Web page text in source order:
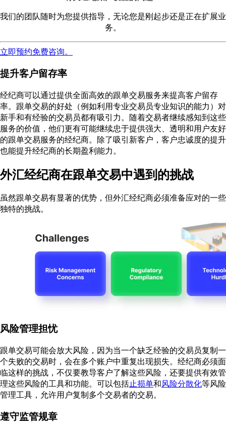
我们的团队随时为您提供指导，无论您是刚起步还是正在扩展业
务。
立即预约免费咨询。
提升客户留存率
经纪商可以通过提供全面高效的跟单交易服务来提高客户留存
率。跟单交易的好处（例如利用专业交易员专业知识的能力）对
新手和有经验的交易员都有吸引力。随着交易者继续感知到这些
服务的价值，他们更有可能继续忠于提供强大、透明和用户友好
的跟单交易服务的经纪商。除了吸引新客户，客户忠诚度的提升
也能提升经纪商的长期盈利能力。
外汇经纪商在跟单交易中遇到的挑战
虽然跟单交易有显著的优势，但外汇经纪商必须准备应对的一些
独特的挑战。
风险管理担忧
跟单交易可能会放大风险，因为当一个缺乏经验的交易员复制一
个失败的交易时，会在多个账户中重复出现损失。经纪商必须面
临这样的挑战，不仅要教导客户了解这些风险，还要提供有效管
理这些风险的工具和功能。可以包括止损单和风险分散化等风险
管理工具，允许用户复制多个交易者的交易。
遵守监管规章